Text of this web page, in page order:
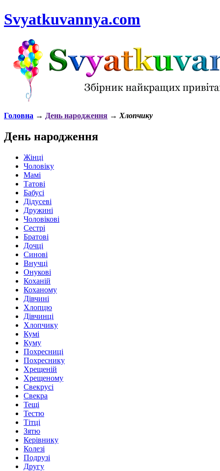
Svyatkuvannya.com
Головна → День народження → Хлопчику
День народження
Жінці
Чоловіку
Мамі
Татові
Бабусі
Дідусеві
Дружині
Чоловікові
Сестрі
Братові
Дочці
Синові
Внучці
Онукові
Коханій
Коханому
Дівчині
Хлопцю
Дівчинці
Хлопчику
Кумі
Куму
Похресниці
Похреснику
Хрещеній
Хрещеному
Свекрусі
Свекра
Тещі
Тестю
Тітці
Зятю
Керівнику
Колезі
Подрузі
Другу